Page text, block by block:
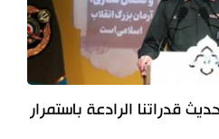
قدراتنا الرادعة باستمرار